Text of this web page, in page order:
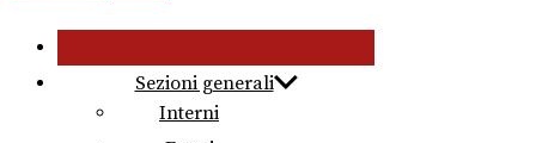
Sezioni generali
Interni